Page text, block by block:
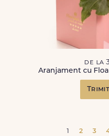
de la
Aranjament cu
1 2 3